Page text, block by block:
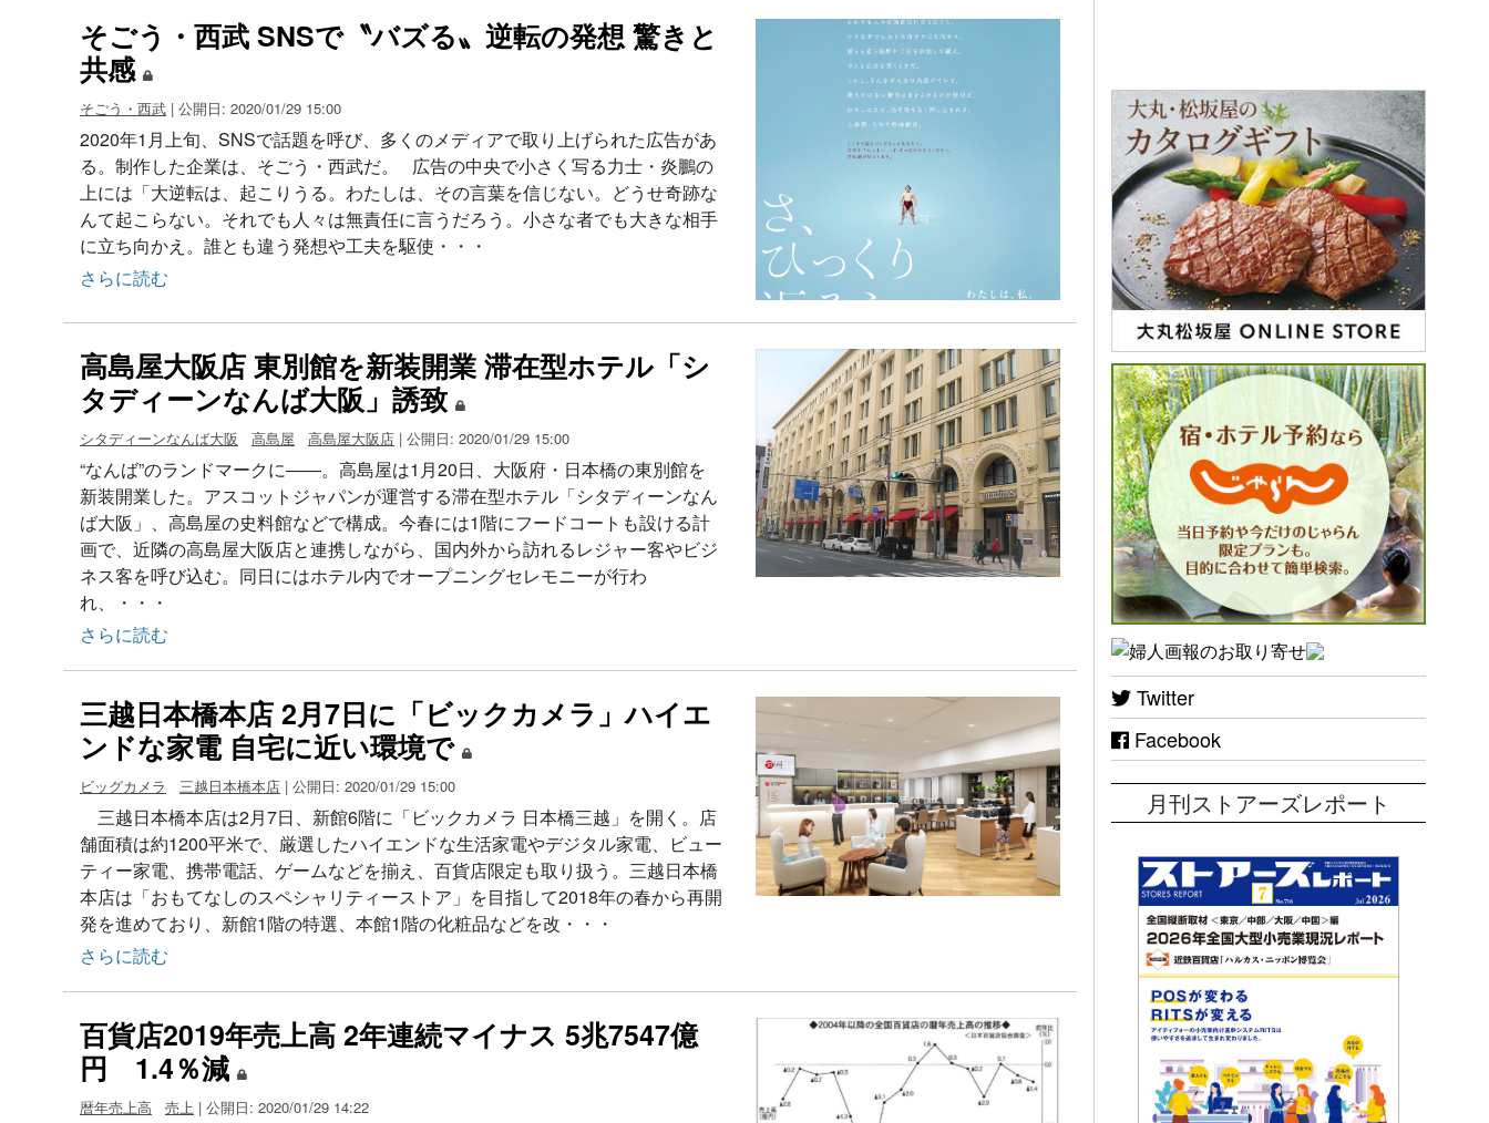
そごう・西武 SNSで〝バズる〟逆転の発想 驚きと
共感
そごう・西武 | 公開日: 2020/01/29 15:00
2020年1月上旬、SNSで話題を呼び、多くのメディアで取り上げられた広告があ
る。制作した企業は、そごう・西武だ。 広告の中央で小さく写る力士・炎鵬の
上には「大逆転は、起こりうる。わたしは、その言葉を信じない。どうせ奇跡な
んて起こらない。それでも人々は無責任に言うだろう。小さな者でも大きな相手
に立ち向かえ。誰とも違う発想や工夫を駆使・・・
さらに読む
高島屋大阪店 東別館を新装開業 滞在型ホテル「シ
タディーンなんば大阪」誘致
シタディーンなんば大阪 高島屋 高島屋大阪店 | 公開日: 2020/01/29 15:00
“なんば”のランドマークに――。高島屋は1月20日、大阪府・日本橋の東別館を
新装開業した。アスコットジャパンが運営する滞在型ホテル「シタディーンなん
ば大阪」、高島屋の史料館などで構成。今春には1階にフードコートも設ける計
画で、近隣の高島屋大阪店と連携しながら、国内外から訪れるレジャー客やビジ
ネス客を呼び込む。同日にはホテル内でオープニングセレモニーが行わ
れ、・・・
さらに読む
三越日本橋本店 2月7日に「ビックカメラ」ハイエ
ンドな家電 自宅に近い環境で
ビッグカメラ 三越日本橋本店 | 公開日: 2020/01/29 15:00
三越日本橋本店は2月7日、新館6階に「ビックカメラ 日本橋三越」を開く。店
舗面積は約1200平米で、厳選したハイエンドな生活家電やデジタル家電、ビュー
ティー家電、携帯電話、ゲームなどを揃え、百貨店限定も取り扱う。三越日本橋
本店は「おもてなしのスペシャリティーストア」を目指して2018年の春から再開
発を進めており、新館1階の特選、本館1階の化粧品などを改・・・
さらに読む
百貨店2019年売上高 2年連続マイナス 5兆7547億
円 1.4％減
暦年売上高 売上 | 公開日: 2020/01/29 14:22
Twitter
Facebook
月刊ストアーズレポート